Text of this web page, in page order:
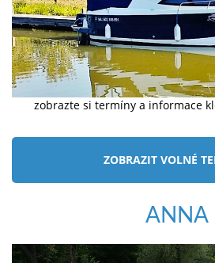
zobrazte si termíny a informace
ZOBRAZIT VOLNÉ
ANNA